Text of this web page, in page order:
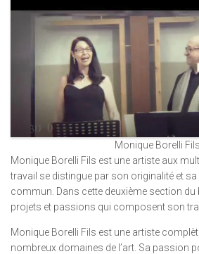
Monique Borelli Fils
Monique Borelli Fils est une artiste aux
travail se distingue par son originalité et
commun. Dans cette deuxième section
projets et passions qui composent son
Monique Borelli Fils est une artiste
nombreux domaines de l’art. Sa passion